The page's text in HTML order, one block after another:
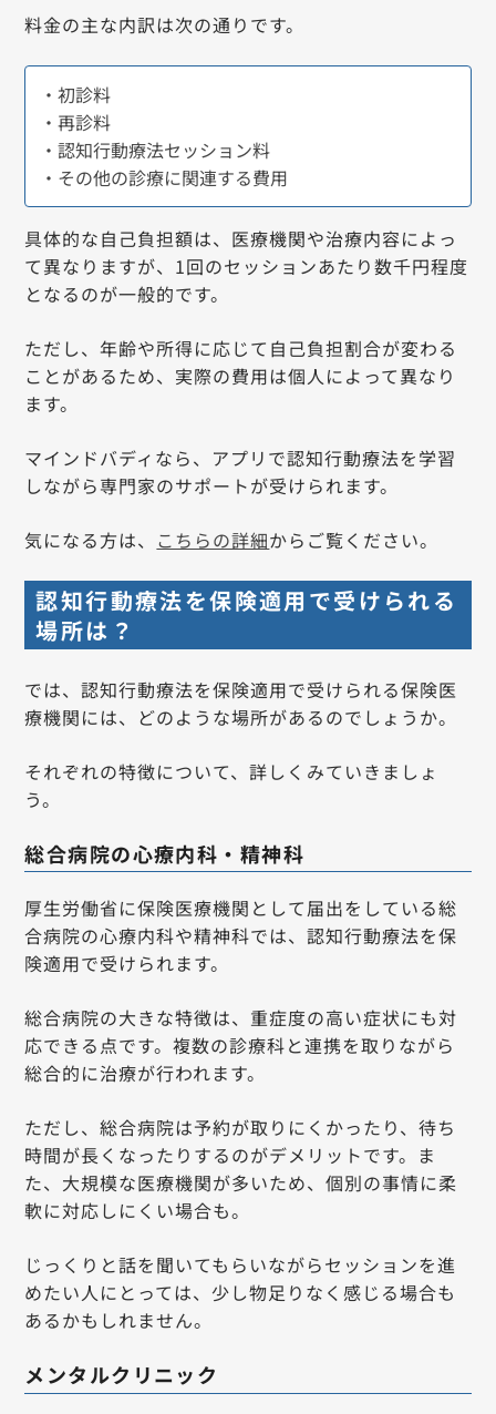
料金の主な内訳は次の通りです。
・初診料
・再診料
・認知行動療法セッション料
・その他の診療に関連する費用
具体的な自己負担額は、医療機関や治療内容によっ
て異なりますが、1回のセッションあたり数千円程度
となるのが一般的です。
ただし、年齢や所得に応じて自己負担割合が変わる
ことがあるため、実際の費用は個人によって異なり
ます。
マインドバディなら、アプリで認知行動療法を学習
しながら専門家のサポートが受けられます。
気になる方は、 こちらの詳細からご覧ください。
認知行動療法を保険適用で受けられる
場所は？
では、認知行動療法を保険適用で受けられる保険医
療機関には、どのような場所があるのでしょうか。
それぞれの特徴について、詳しくみていきましょ
う。
総合病院の心療内科・精神科
厚生労働省に保険医療機関として届出をしている総
合病院の心療内科や精神科では、認知行動療法を保
険適用で受けられます。
総合病院の大きな特徴は、重症度の高い症状にも対
応できる点です。複数の診療科と連携を取りながら
総合的に治療が行われます。
ただし、総合病院は予約が取りにくかったり、待ち
時間が長くなったりするのがデメリットです。ま
た、大規模な医療機関が多いため、個別の事情に柔
軟に対応しにくい場合も。
じっくりと話を聞いてもらいながらセッションを進
めたい人にとっては、少し物足りなく感じる場合も
あるかもしれません。
メンタルクリニック